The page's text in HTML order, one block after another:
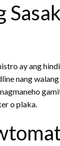
ay ang
nang
o plaka.